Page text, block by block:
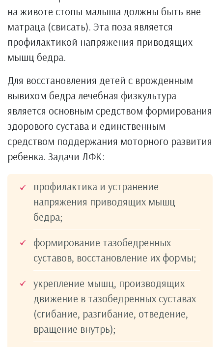
на животе стопы малыша должны быть вне
матраца (свисать). Эта поза является
профилактикой напряжения приводящих
мышц бедра.
Для восстановления детей с врожденным
вывихом бедра лечебная физкультура
является основным средством формирования
здорового сустава и единственным
средством поддержания моторного развития
ребенка. Задачи ЛФК:
профилактика и устранение
напряжения приводящих мышц
бедра;
формирование тазобедренных
суставов, восстановление их формы;
укрепление мышц, производящих
движение в тазобедренных суставах
(сгибание, разгибание, отведение,
вращение внутрь);